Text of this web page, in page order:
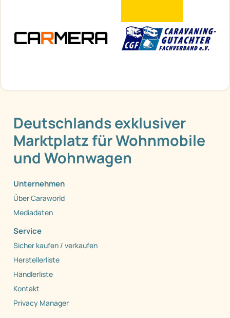
Deutschlands exklusiver
Marktplatz für Wohnmobile
und Wohnwagen
Unternehmen
Über Caraworld
Mediadaten
Service
Sicher kaufen / verkaufen
Herstellerliste
Händlerliste
Kontakt
Privacy Manager